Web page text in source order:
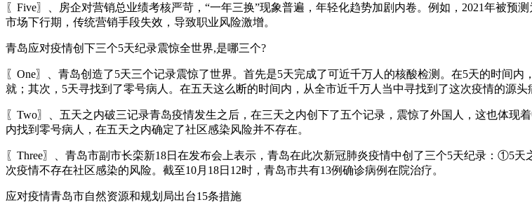
〖Five〗、房企对营销总业绩考核严苛，“一年三换”现象普遍，年轻化趋势加剧内卷。例如，2021年被预
市场下行期，传统营销手段失效，导致职业风险激增。
青岛应对疫情创下三个5天纪录震惊全世界,是哪三个?
〖One〗、青岛创造了5天三个记录震惊了世界。首先是5天完成了可近千万人的核酸检测。在5天的时间
就；其次，5天寻找到了零号病人。在五天这么断的时间内，从全市近千万人当中寻找到了这次疫情的源头
〖Two〗、五天之内破三记录青岛疫情发生之后，在三天之内创下了五个记录，震惊了外国人，这也体
内找到零号病人，在五天之内确定了社区感染风险并不存在。
〖Three〗、青岛市副市长栾新18日在发布会上表示，青岛在此次新冠肺炎疫情中创了三个5天纪录：
次疫情不存在社区感染的风险。截至10月18日12时，青岛市共有13例确诊病例在院治疗。
应对疫情青岛市自然资源和规划局出台15条措施